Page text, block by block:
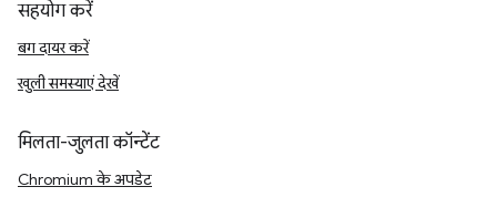
सहयोग करें
बग दायर करें
खुली समस्याएं देखें
मिलता-जुलता कॉन्टेंट
Chromium के अपडेट